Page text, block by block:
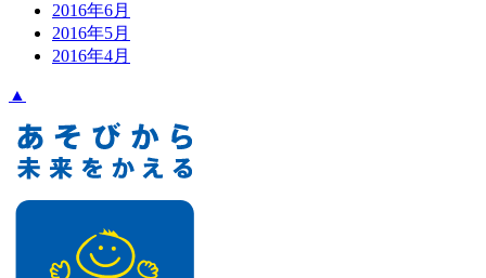
2016年6月
2016年5月
2016年4月
▲